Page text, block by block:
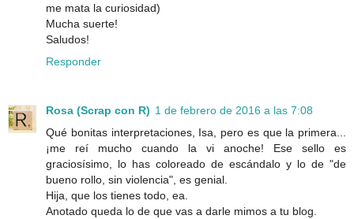
me mata la curiosidad)
Mucha suerte!
Saludos!
Responder
Rosa (Scrap con R) 1 de febrero de 2016 a las 7:08
Qué bonitas interpretaciones, Isa, pero es que la primera...
¡me reí mucho cuando la vi anoche! Ese sello es
graciosísimo, lo has coloreado de escándalo y lo de "de
bueno rollo, sin violencia", es genial.
Hija, que los tienes todo, ea.
Anotado queda lo de que vas a darle mimos a tu blog.